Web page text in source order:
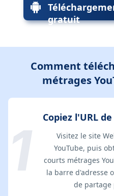
gratuit
Comment
métrages
Copiez l'URL
Visitez le site
YouTube, puis
courts métrages
la barre d'adresse
de partage